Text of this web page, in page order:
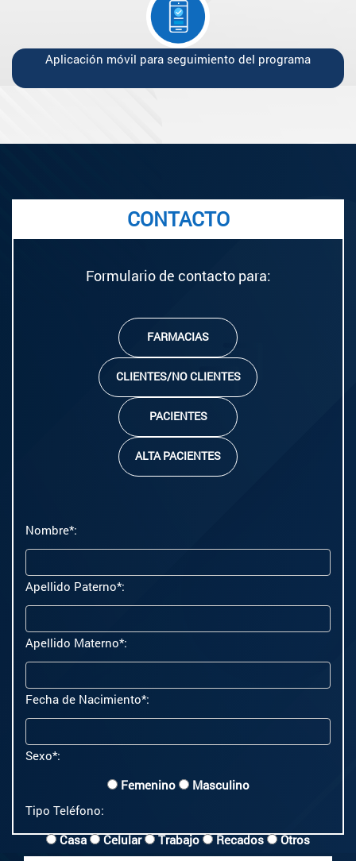
Aplicación móvil para seguimiento del programa
CONTACTO
Formulario de contacto para:
FARMACIAS
CLIENTES/NO CLIENTES
PACIENTES
ALTA PACIENTES
Nombre*:
Apellido Paterno*:
Apellido Materno*:
Fecha de Nacimiento*:
Sexo*:
Femenino
Masculino
Tipo Teléfono:
Casa
Celular Trabajo Recados
Otros